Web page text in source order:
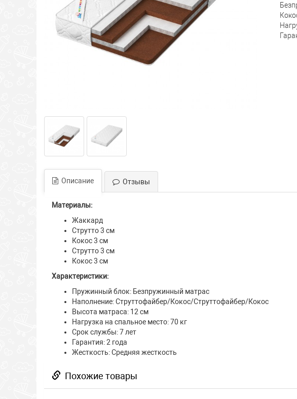
Описание Отзывы
Материалы:
Жаккард
Струтто 3 см
Кокос 3 см
Струтто 3 см
Кокос 3 см
Характеристики:
Пружинный блок: Безпружинный матрас
Наполнение: Струттофайбер/Кокос/Струттофайбер/Кокос
Высота матраса: 12 см
Нагрузка на спальное место: 70 кг
Срок службы: 7 лет
Гарантия: 2 года
Жесткость: Средняя жесткость
Похожие товары